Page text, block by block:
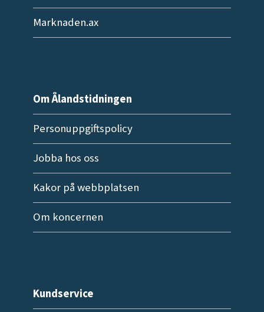
Marknaden.ax
Om Ålandstidningen
Personuppgiftspolicy
Jobba hos oss
Kakor på webbplatsen
Om koncernen
Kundservice